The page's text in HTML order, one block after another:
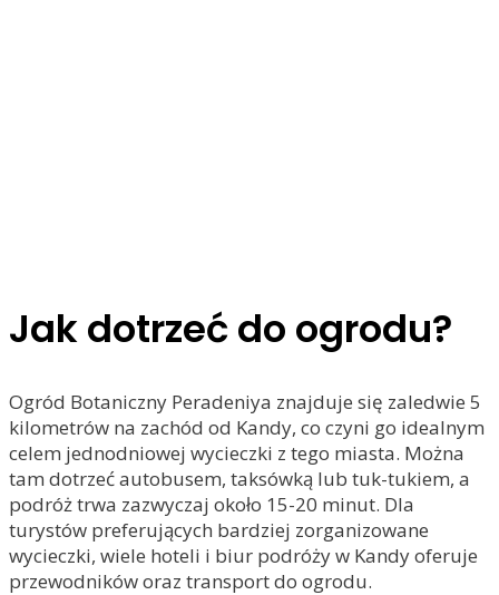
Jak dotrzeć do ogrodu?
Ogród Botaniczny Peradeniya znajduje się zaledwie 5
kilometrów na zachód od Kandy, co czyni go idealnym
celem jednodniowej wycieczki z tego miasta. Można
tam dotrzeć autobusem, taksówką lub tuk-tukiem, a
podróż trwa zazwyczaj około 15-20 minut. Dla
turystów preferujących bardziej zorganizowane
wycieczki, wiele hoteli i biur podróży w Kandy oferuje
przewodników oraz transport do ogrodu.